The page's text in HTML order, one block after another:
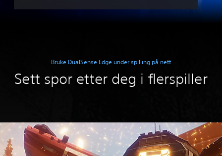
Bruke DualSense Edge under spilling på nett
Sett spor etter deg i flerspiller